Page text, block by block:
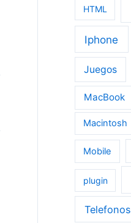
HTML
Iphone
Juegos
MacBook
Macintosh
Mobile
plugin
Telefonos